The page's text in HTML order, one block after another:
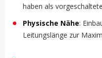
haben als
Physische Nähe:
Leitungslänge zur